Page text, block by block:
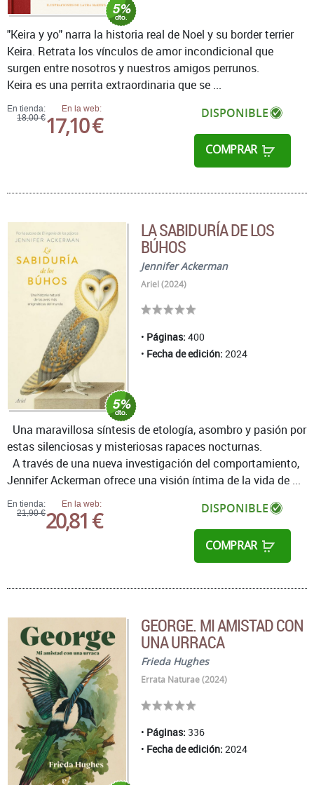
En tienda:
18,00 €
En la web:
17,10 € DISPONIBLE
COMPRAR
"Keira y yo" narra la historia real de Noel y su border terrier
Keira. Retrata los vínculos de amor incondicional que
surgen entre nosotros y nuestros amigos perrunos.
Keira es una perrita extraordinaria que se ...
LA SABIDURÍA DE LOS
BÚHOS
Jennifer Ackerman
Ariel (2024)
Páginas: 400
Fecha de edición: 2024
En tienda:
21,90 €
En la web:
20,81 € DISPONIBLE
COMPRAR
Una maravillosa síntesis de etología, asombro y pasión por
estas silenciosas y misteriosas rapaces nocturnas.
A través de una nueva investigación del comportamiento,
Jennifer Ackerman ofrece una visión íntima de la vida de ...
GEORGE. MI AMISTAD CON
UNA URRACA
Frieda Hughes
Errata Naturae (2024)
Páginas: 336
Fecha de edición: 2024